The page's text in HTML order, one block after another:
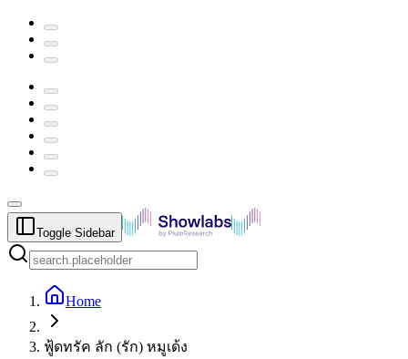
Toggle Sidebar
Home
ฟู้ดทรัค ลัก (รัก) หมูเด้ง